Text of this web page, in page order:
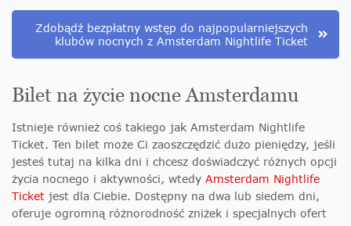
Zdobądź bezpłatny wstęp do najpopularniejszych
klubów nocnych z Amsterdam Nightlife Ticket
Bilet na życie nocne Amsterdamu
Istnieje również coś takiego jak Amsterdam Nightlife
Ticket. Ten bilet może Ci zaoszczędzić dużo pieniędzy, jeśli
jesteś tutaj na kilka dni i chcesz doświadczyć różnych opcji
życia nocnego i aktywności, wtedy Amsterdam Nightlife
Ticket jest dla Ciebie. Dostępny na dwa lub siedem dni,
oferuje ogromną różnorodność zniżek i specjalnych ofert